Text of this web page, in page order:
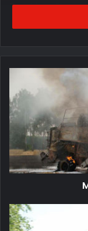
Geschirrspüler
ausgelöst. Eine
ausschließen, die
unterdessen in
Ausrüstung in
Einsatz im
ausgeschlossen
letztlich wieder
der Einsatz